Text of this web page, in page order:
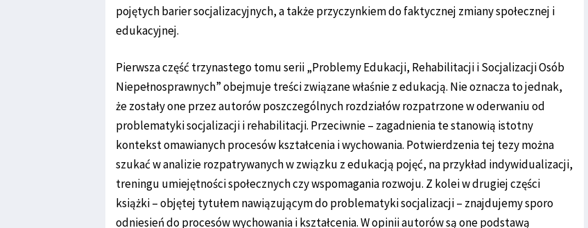
pojętych barier socjalizacyjnych, a także przyczynkiem do faktycznej zmiany społecznej i
edukacyjnej.
Pierwsza część trzynastego tomu serii „Problemy Edukacji, Rehabilitacji i Socjalizacji Osób
Niepełnosprawnych” obejmuje treści związane właśnie z edukacją. Nie oznacza to jednak,
że zostały one przez autorów poszczególnych rozdziałów rozpatrzone w oderwaniu od
problematyki socjalizacji i rehabilitacji. Przeciwnie – zagadnienia te stanowią istotny
kontekst omawianych procesów kształcenia i wychowania. Potwierdzenia tej tezy można
szukać w analizie rozpatrywanych w związku z edukacją pojęć, na przykład indywidualizacji,
treningu umiejętności społecznych czy wspomagania rozwoju. Z kolei w drugiej części
książki – objętej tytułem nawiązującym do problematyki socjalizacji – znajdujemy sporo
odniesień do procesów wychowania i kształcenia. W opinii autorów są one podstawą